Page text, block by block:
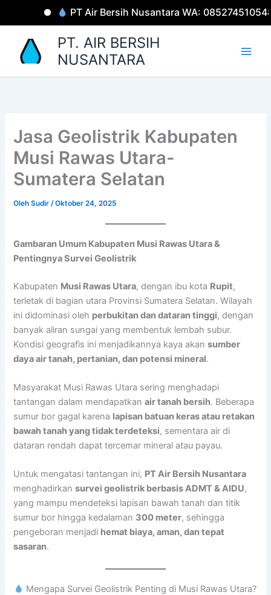
PT Air Bersih Nusantara WA: 085274510548
PT. AIR BERSIH
NUSANTARA
Jasa Geolistrik Kabupaten
Musi Rawas Utara-
Sumatera Selatan
OlehSudir/Oktober 24, 2025
Gambaran Umum Kabupaten Musi Rawas Utara &
Pentingnya Survei Geolistrik
Kabupaten Musi Rawas Utara, dengan ibu kota Rupit,
terletak di bagian utara Provinsi Sumatera Selatan. Wilayah
ini didominasi oleh perbukitan dan dataran tinggi, dengan
banyak aliran sungai yang membentuk lembah subur.
Kondisi geografis ini menjadikannya kaya akansumber
daya air tanah, pertanian, dan potensi mineral.
Masyarakat Musi Rawas Utara sering menghadapi
tantangan dalam mendapatkanair tanah bersih. Beberapa
sumur bor gagal karena lapisan batuan keras atau retakan
bawah tanah yang tidak terdeteksi, sementara air di
dataran rendah dapat tercemar mineral atau payau.
Untuk mengatasi tantangan ini, PT Air Bersih Nusantara
menghadirkansurvei geolistrik berbasis ADMT & AIDU,
yang mampu mendeteksi lapisan bawah tanah dan titik
sumur bor hingga kedalaman 300 meter, sehingga
pengeboran menjadi hemat biaya, aman, dan tepat
sasaran.
Mengapa Survei Geolistrik Penting di Musi Rawas Utara?